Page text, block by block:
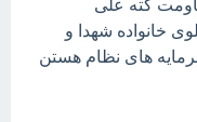
کته علی
خانواده شهدا و
سرمایه های نظام هستن